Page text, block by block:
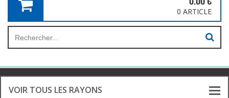
0 ARTICLE
VOIR TOUS LES RAYONS